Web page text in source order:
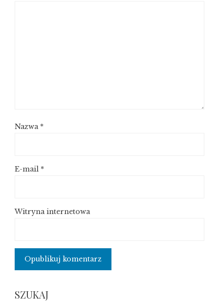
Nazwa *
E-mail *
Witryna internetowa
SZUKAJ